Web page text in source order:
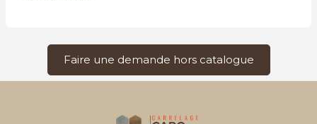
Faire une demande hors catalogue